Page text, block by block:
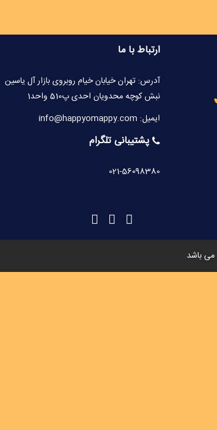
ارتباط با ما
آدرس: تهران خیابان خیام روبروی بازار آل یاسین
نبش کوچه محدویان احدی پ510 واحد1
ایمیل: info@happyomappy.com
پشتیبانی تلگرام
021-56098380
باشد